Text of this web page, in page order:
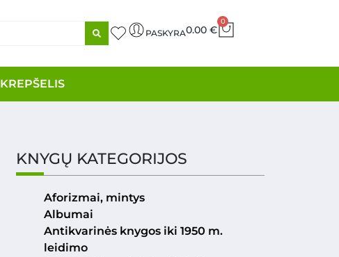
PASKYRA0.00 €
0
KREPŠELIS
KNYGŲ KATEGORIJOS
Aforizmai, mintys
Albumai
Antikvarinės knygos iki 1950 m.
leidimo